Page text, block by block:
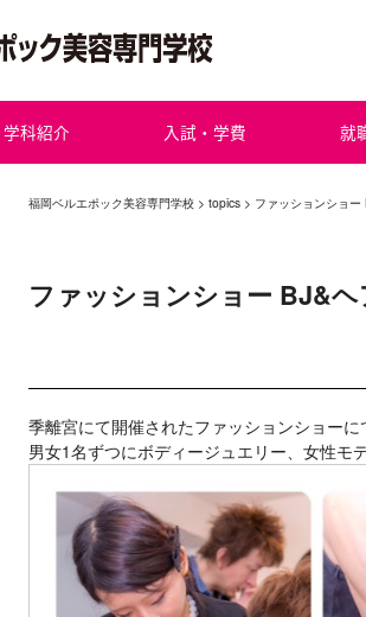
学科紹介 入試・学費 就
福岡ベルエポック美容専門学校 > topics > ファッションショー
ファッションショー BJ&ヘ
季離宮にて開催されたファッションショーに
男女1名ずつにボディージュエリー、女性モ